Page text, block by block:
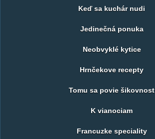
Keď sa kuchár nudi
Jedinečná ponuka
Neobvyklé kytice
Hrnčekove recepty
Tomu sa povie šikovnost
K vianociam
Francuzke speciality